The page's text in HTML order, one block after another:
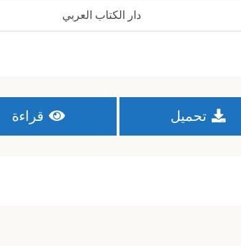
دار الكتاب العربي
تحميل قراءة